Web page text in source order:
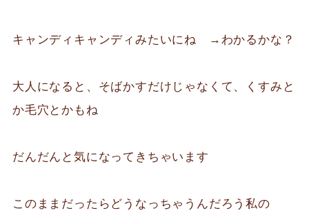
キャンディキャンディみたいにね →わかるかな？
大人になると、そばかすだけじゃなくて、くすみと
か毛穴とかもね
だんだんと気になってきちゃいます
このままだったらどうなっちゃうんだろう私の